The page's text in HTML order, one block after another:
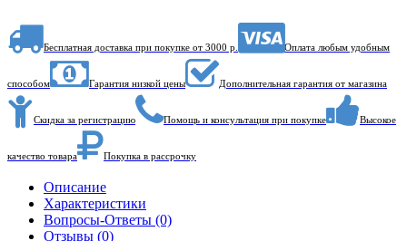
Бесплатная доставка при покупке от 3000 р. Оплата любым удобным
способом Гарантия низкой цены Дополнительная гарантия от магазина
Скидка за регистрацию Помощь и консультация при покупке Высокое
качество товара Покупка в рассрочку
Описание
Характеристики
Вопросы-Ответы (0)
Отзывы (0)